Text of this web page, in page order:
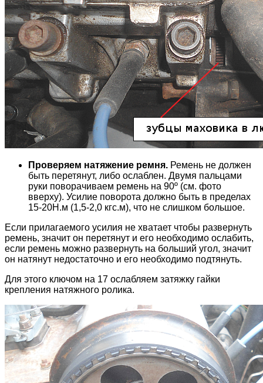
Проверяем натяжение ремня. Ремень не должен
быть перетянут, либо ослаблен. Двумя пальцами
руки поворачиваем ремень на 90º (см. фото
вверху). Усилие поворота должно быть в пределах
15-20Н.м (1,5-2,0 кгс.м), что не слишком большое.
Если прилагаемого усилия не хватает чтобы развернуть
ремень, значит он перетянут и его необходимо ослабить,
если ремень можно развернуть на больший угол, значит
он натянут недостаточно и его необходимо подтянуть.
Для этого ключом на 17 ослабляем затяжку гайки
крепления натяжного ролика.